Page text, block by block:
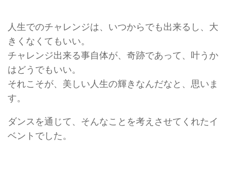
人生でのチャレンジは、いつからでも出来るし、大
きくなくてもいい。
チャレンジ出来る事自体が、奇跡であって、叶うか
はどうでもいい。
それこそが、美しい人生の輝きなんだなと、思いま
す。
ダンスを通じて、そんなことを考えさせてくれたイ
ベントでした。